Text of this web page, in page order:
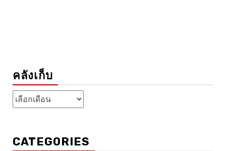
คลังเก็บ
คลัง
เก็บ
CATEGORIES